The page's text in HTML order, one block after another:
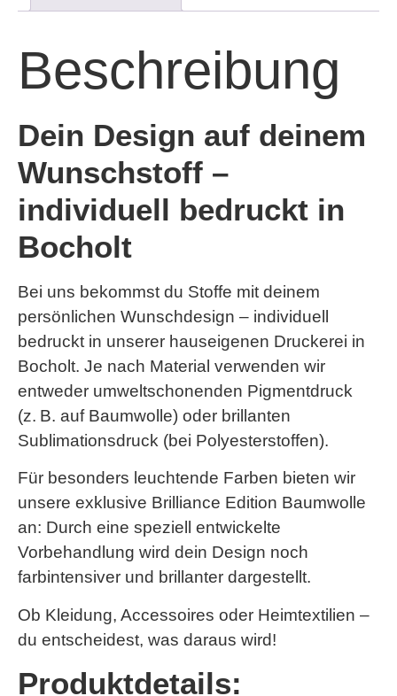
Beschreibung
Dein Design auf deinem
Wunschstoff –
individuell bedruckt in
Bocholt
Bei uns bekommst du Stoffe mit deinem
persönlichen Wunschdesign – individuell
bedruckt in unserer hauseigenen Druckerei in
Bocholt. Je nach Material verwenden wir
entweder umweltschonenden Pigmentdruck
(z. B. auf Baumwolle) oder brillanten
Sublimationsdruck (bei Polyesterstoffen).
Für besonders leuchtende Farben bieten wir
unsere exklusive Brilliance Edition Baumwolle
an: Durch eine speziell entwickelte
Vorbehandlung wird dein Design noch
farbintensiver und brillanter dargestellt.
Ob Kleidung, Accessoires oder Heimtextilien –
du entscheidest, was daraus wird!
Produktdetails: